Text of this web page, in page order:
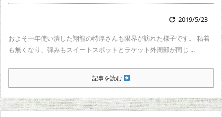
 2019/5/23
およそ一年使い潰した翔龍の特厚さんも限界が訪れた様子です。 粘着
も無くなり、弾みもスイートスポットとラケット外周部が同じ ...
記事を読む